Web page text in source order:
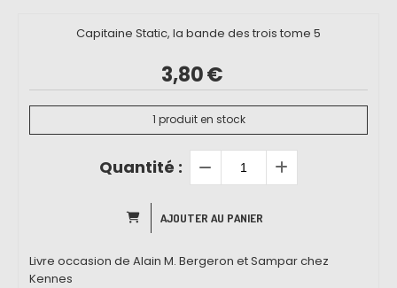
Capitaine Static, la bande des trois tome 5
3,80€
1 produit en stock
Quantité :
AJOUTER AU PANIER
Livre occasion de Alain M. Bergeron et Sampar chez
Kennes